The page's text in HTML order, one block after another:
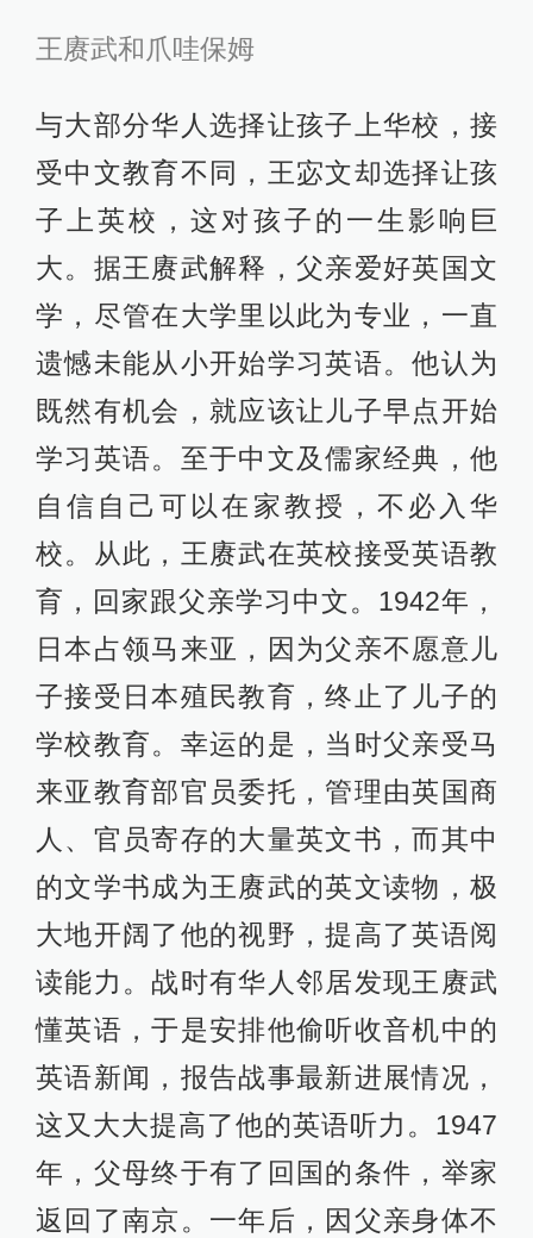
王赓武和爪哇保姆
与大部分华人选择让孩子上华校，接
受中文教育不同，王宓文却选择让孩
子上英校，这对孩子的一生影响巨
大。据王赓武解释，父亲爱好英国文
学，尽管在大学里以此为专业，一直
遗憾未能从小开始学习英语。他认为
既然有机会，就应该让儿子早点开始
学习英语。至于中文及儒家经典，他
自信自己可以在家教授，不必入华
校。从此，王赓武在英校接受英语教
育，回家跟父亲学习中文。1942年，
日本占领马来亚，因为父亲不愿意儿
子接受日本殖民教育，终止了儿子的
学校教育。幸运的是，当时父亲受马
来亚教育部官员委托，管理由英国商
人、官员寄存的大量英文书，而其中
的文学书成为王赓武的英文读物，极
大地开阔了他的视野，提高了英语阅
读能力。战时有华人邻居发现王赓武
懂英语，于是安排他偷听收音机中的
英语新闻，报告战事最新进展情况，
这又大大提高了他的英语听力。1947
年，父母终于有了回国的条件，举家
返回了南京。一年后，因父亲身体不